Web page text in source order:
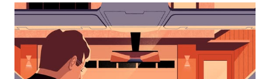
で
ン
ダ
ー